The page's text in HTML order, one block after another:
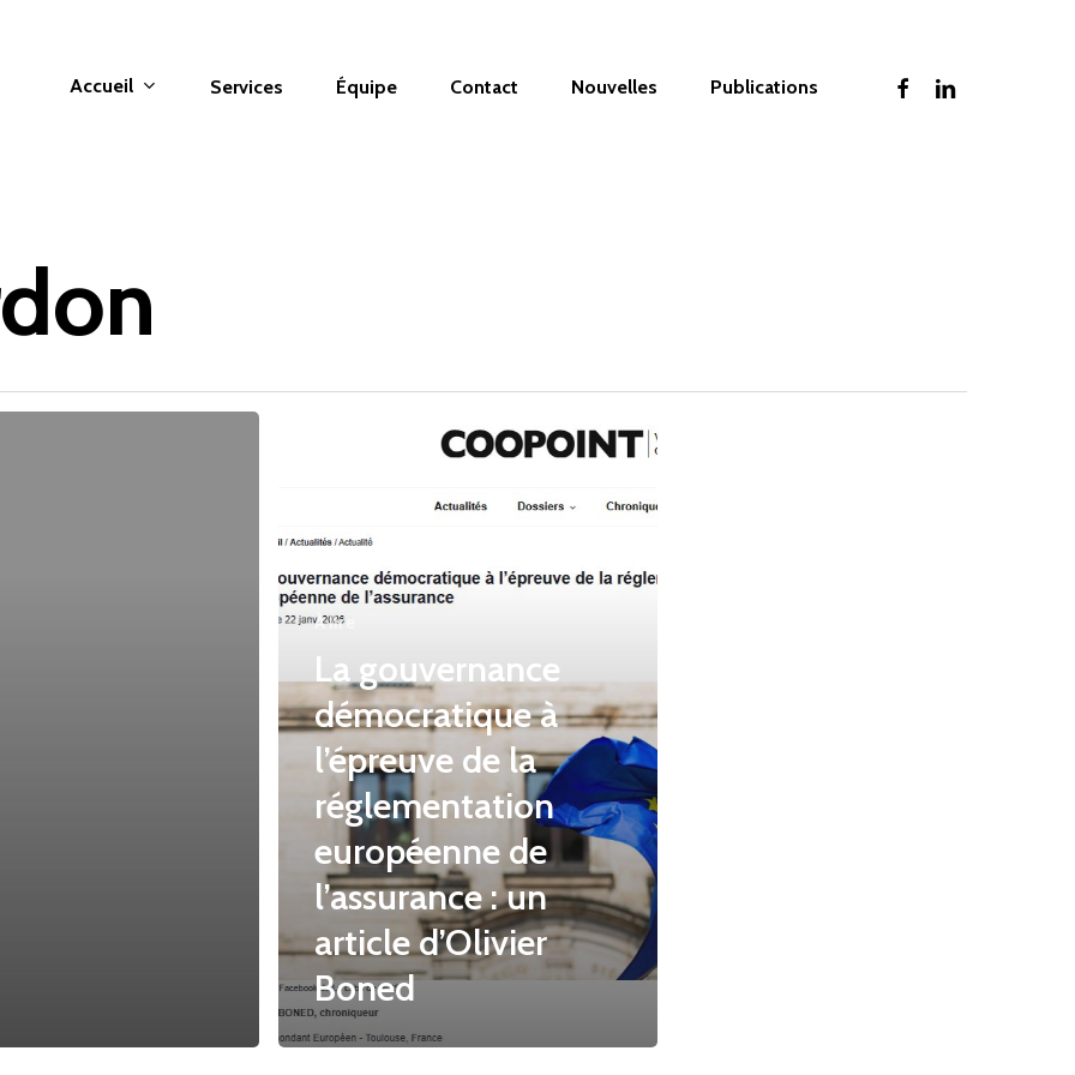
Accueil Services Équipe Contact Nouvelles Publications facebooklinkedin
À lire
La gouvernance
démocratique à
l’épreuve de la
réglementation
européenne de
l’assurance : un
article d’Olivier
Boned